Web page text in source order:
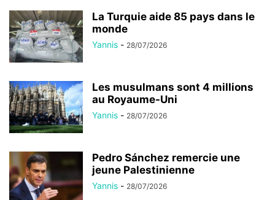
La Turquie aide 85 pays dans le
monde
Yannis - 28/07/2026
Les musulmans sont 4 millions
au Royaume-Uni
Yannis - 28/07/2026
Pedro Sánchez remercie une
jeune Palestinienne
Yannis - 28/07/2026